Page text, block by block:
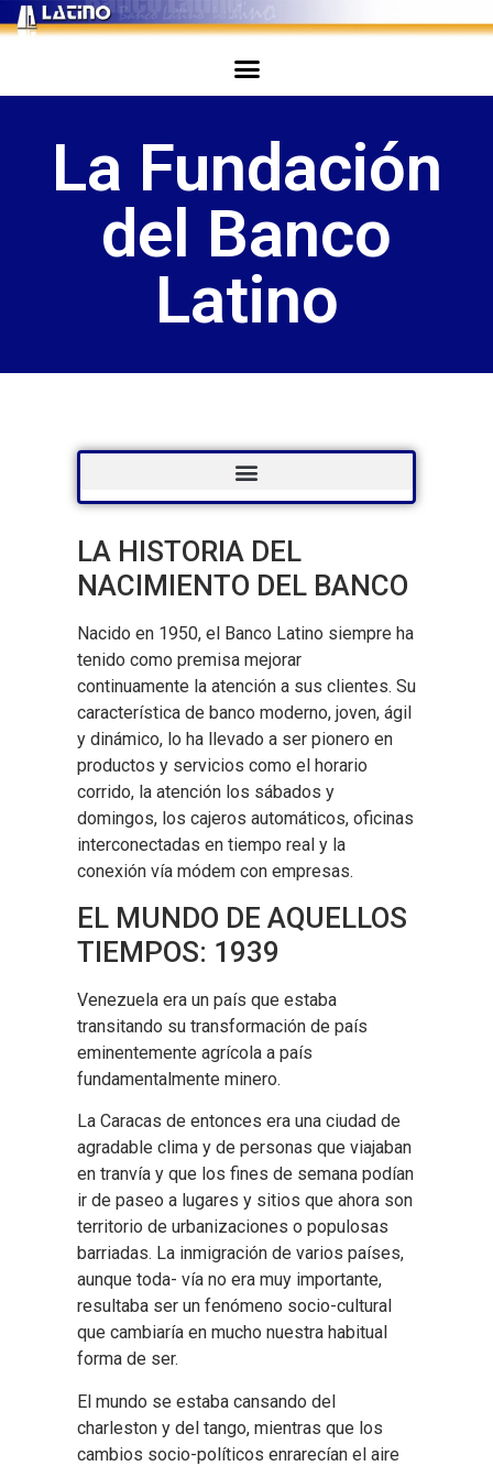
La Fundación
del Banco
Latino
LA HISTORIA DEL
NACIMIENTO DEL BANCO
Nacido en 1950, el Banco Latino siempre ha
tenido como premisa mejorar
continuamente la atención a sus clientes. Su
característica de banco moderno, joven, ágil
y dinámico, lo ha llevado a ser pionero en
productos y servicios como el horario
corrido, la atención los sábados y
domingos, los cajeros automáticos, oficinas
interconectadas en tiempo real y la
conexión vía módem con empresas.
EL MUNDO DE AQUELLOS
TIEMPOS: 1939
Venezuela era un país que estaba
transitando su transformación de país
eminentemente agrícola a país
fundamentalmente minero.
La Caracas de entonces era una ciudad de
agradable clima y de personas que viajaban
en tranvía y que los fines de semana podían
ir de paseo a lugares y sitios que ahora son
territorio de urbanizaciones o populosas
barriadas. La inmigración de varios países,
aunque toda- vía no era muy importante,
resultaba ser un fenómeno socio-cultural
que cambiaría en mucho nuestra habitual
forma de ser.
El mundo se estaba cansando del
charleston y del tango, mientras que los
cambios socio-políticos enrarecían el aire